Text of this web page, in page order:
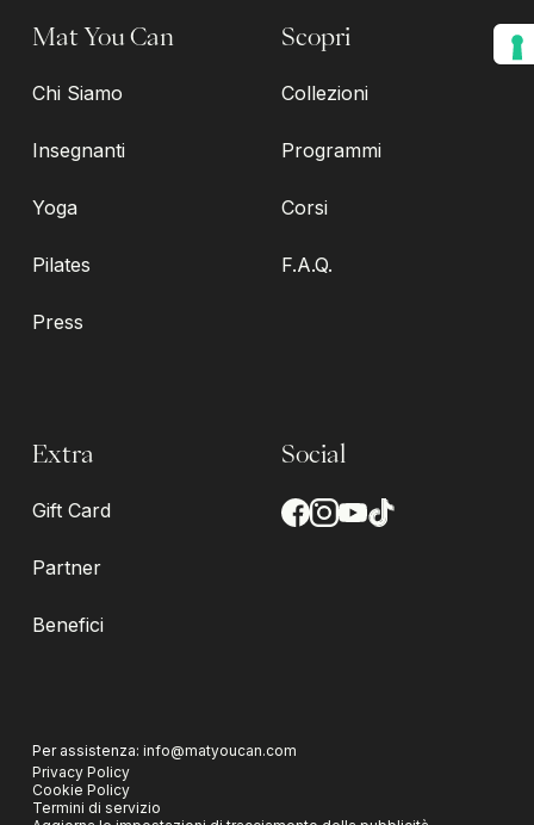
Mat You Can
Chi Siamo
Insegnanti
Yoga
Pilates
Press
Scopri
Collezioni
Programmi
Corsi
F.A.Q.
Extra
Gift Card
Partner
Benefici
Social
Per assistenza: info@matyoucan.com
Privacy Policy
Cookie Policy
Termini di servizio